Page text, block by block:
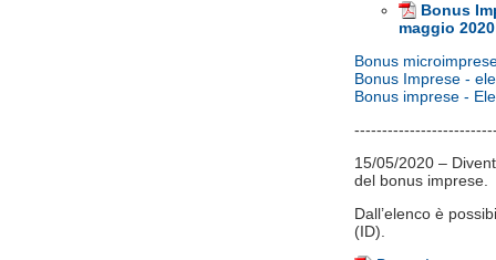
Bonus
maggio 2020
Bonus
Bonus Imprese -
Bonus imprese -
15/05/2020 –
del bonus imprese.
Dall’elenco è
(ID).